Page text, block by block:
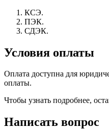
КСЭ.
ПЭК.
СДЭК.
Условия оплаты
Оплата доступна для
оплаты.
Чтобы узнать подробнее,
Написать вопрос